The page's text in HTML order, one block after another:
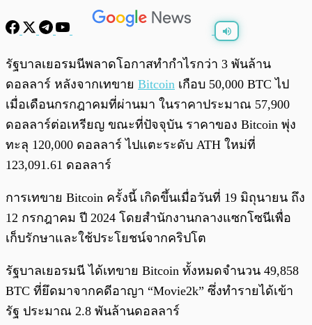
0:00/
รัฐบาลเยอรมนีพลาดโอกาสทำกำไรกว่า 3 พันล้าน
ดอลลาร์ หลังจากเทขาย Bitcoin เกือบ 50,000 BTC ไป
เมื่อเดือนกรกฎาคมที่ผ่านมา ในราคาประมาณ 57,900
ดอลลาร์ต่อเหรียญ ขณะที่ปัจจุบัน ราคาของ Bitcoin พุ่ง
ทะลุ 120,000 ดอลลาร์ ไปแตะระดับ ATH ใหม่ที่
123,091.61 ดอลลาร์
การเทขาย Bitcoin ครั้งนี้ เกิดขึ้นเมื่อวันที่ 19 มิถุนายน ถึง
12 กรกฎาคม ปี 2024 โดยสำนักงานกลางแซกโซนีเพื่อ
เก็บรักษาและใช้ประโยชน์จากคริปโต
รัฐบาลเยอรมนี ได้เทขาย Bitcoin ทั้งหมดจำนวน 49,858
BTC ที่ยึดมาจากคดีอาญา “Movie2k” ซึ่งทำรายได้เข้า
รัฐ ประมาณ 2.8 พันล้านดอลลาร์